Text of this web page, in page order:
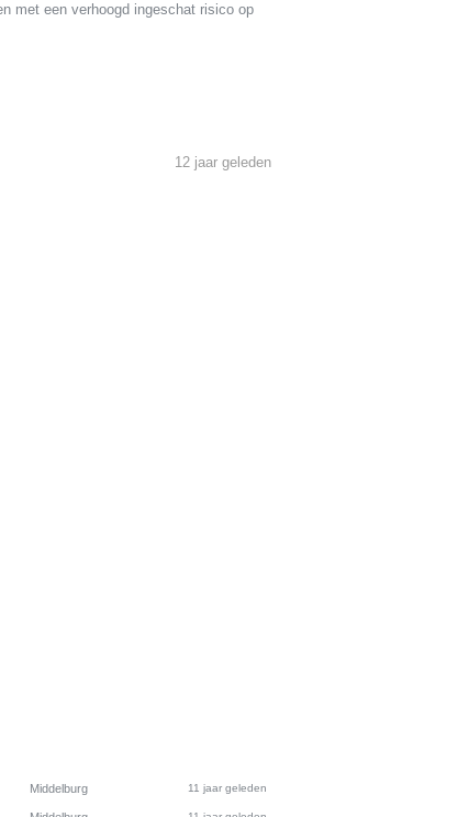
met een verhoogd ingeschat risico op
12 jaar geleden
Middelburg 11 jaar geleden